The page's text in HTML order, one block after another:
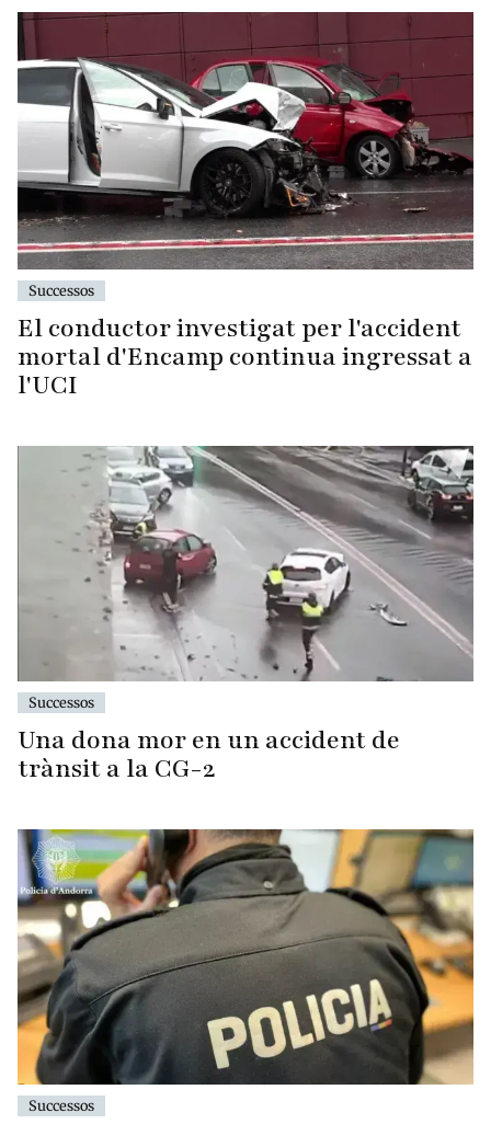
Successos
El conductor investigat per l'accident
mortal d'Encamp continua ingressat a
l'UCI
Successos
Una dona mor en un accident de
trànsit a la CG-2
Successos